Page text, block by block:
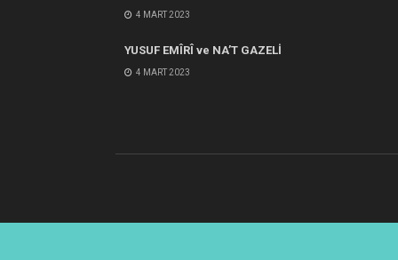
4 MART 2023
YUSUF EMÎRÎ ve NA’T GAZELİ
4 MART 2023